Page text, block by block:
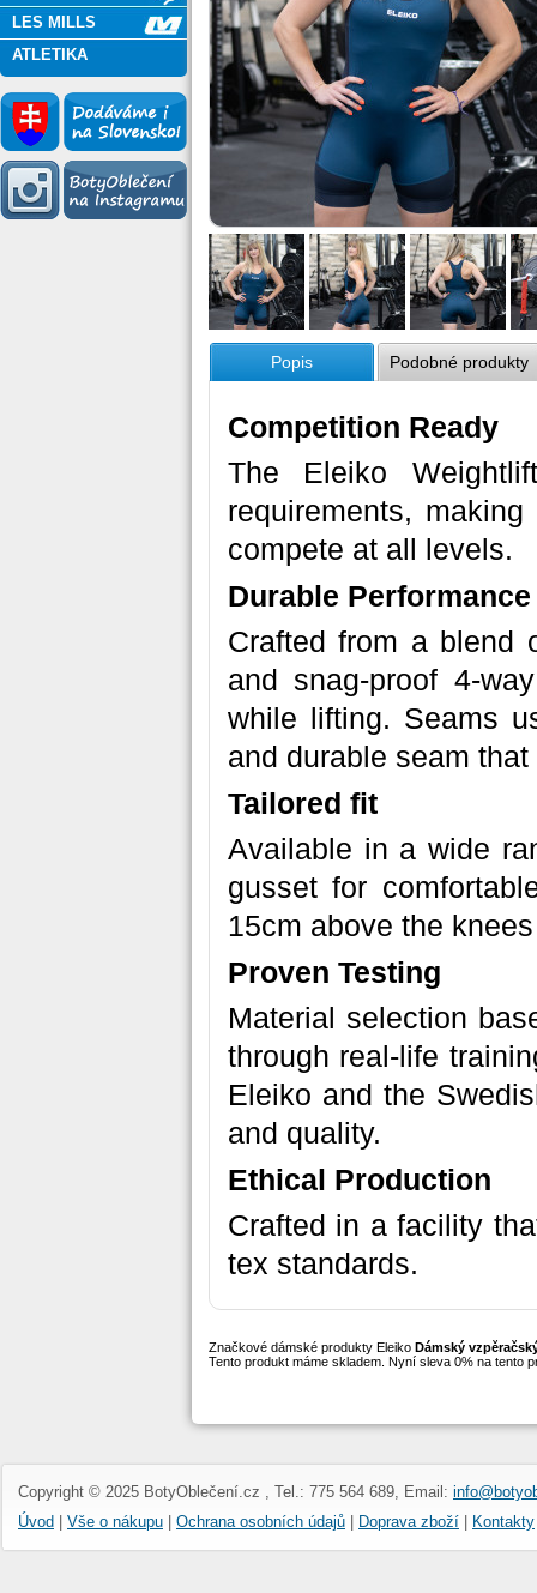
LES MILLS
ATLETIKA
Popis Podobné produkty
Competition Ready
The Eleiko
requirements,
compete at all levels.
Durable
Crafted from a blend
and snag-proof 4-
while lifting. Seams
and durable seam
Tailored fit
Available in a wide
gusset for
15cm above the
Proven Testing
Material selection
through real-life
Eleiko and the
and quality.
Ethical Production
Crafted in a facility
tex standards.
Značkové dámské produkty Eleiko Dámský
Tento produkt máme skladem. Nyní sleva 0% na tento
Copyright © 2025 BotyOblečení.cz , Tel.: 775 564 689, Email:
Úvod | Vše o nákupu | Ochrana osobních údajů | Doprava zboží | Kontakty